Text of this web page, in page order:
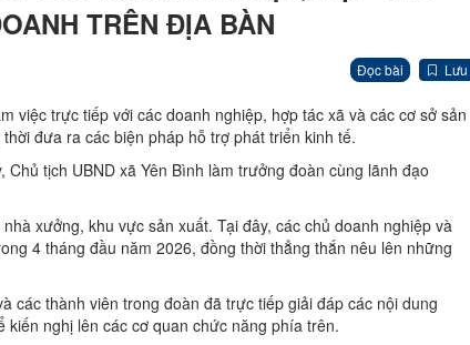
TRÊN ĐỊA BÀN
Đọc bài Lưu
việc trực tiếp với các doanh nghiệp, hợp tác xã và các cơ sở sản
đưa ra các biện pháp hỗ trợ phát triển kinh tế.
tịch UBND xã Yên Bình làm trưởng đoàn cùng lãnh đạo
xưởng, khu vực sản xuất. Tại đây, các chủ doanh nghiệp và
4 tháng đầu năm 2026, đồng thời thẳng thắn nêu lên những
các thành viên trong đoàn đã trực tiếp giải đáp các nội dung
nghị lên các cơ quan chức năng phía trên.